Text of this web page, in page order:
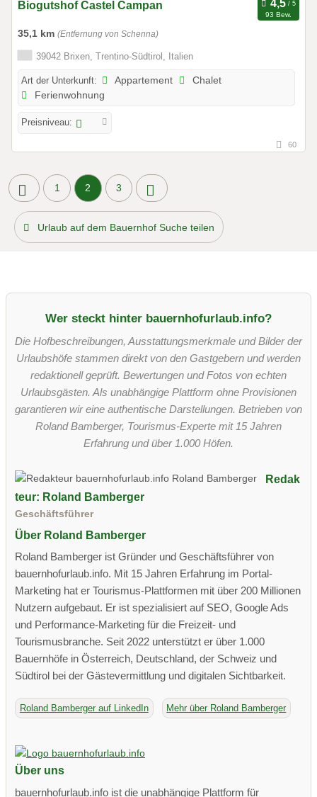
Biogutshof Castel Campan
93 Bew.
35,1 km (Entfernung von Schenna)
39042 Brixen, Trentino-Südtirol, Italien
Art der Unterkunft: Appartement
Chalet
Ferienwohnung
Preisniveau:
60
1 2 3
Urlaub auf dem Bauernhof Suche teilen
Wer steckt hinter bauernhofurlaub.info?
Die Hofbeschreibungen, Ausstattungsmerkmale und Bilder der
Urlaubshöfe stammen direkt von den Gastgebern und werden
redaktionell geprüft. Bewertungen und Fotos von echten
Urlaubsgästen. Als unabhängige Plattform ohne Provisionen
garantieren wir eine authentische Darstellungen. Betrieben von
Roland Bamberger, Tourismus-Experte mit 15 Jahren
Erfahrung und über 1.000 Höfen.
Redak
teur: Roland Bamberger
Geschäftsführer
Über Roland Bamberger
Roland Bamberger ist Gründer und Geschäftsführer von
bauernhofurlaub.info. Mit 15 Jahren Erfahrung im Portal-
Marketing hat er Tourismus-Plattformen mit über 200 Millionen
Nutzern aufgebaut. Er ist spezialisiert auf SEO, Google Ads
und Performance-Marketing für die Freizeit- und
Tourismusbranche. Seit 2022 unterstützt er über 1.000
Bauernhöfe in Österreich, Deutschland, der Schweiz und
Südtirol bei der Gästevermittlung und digitalen Sichtbarkeit.
Roland Bamberger auf LinkedIn Mehr über Roland Bamberger
Über uns
bauernhofurlaub.info ist die unabhängige Plattform für